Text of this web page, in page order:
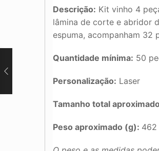
Descrição: Kit vinho 4
lâmina de corte e abridor
espuma, acompanham 32
Quantidade mínima: 50
Personalização: Laser
Tamanho total
Peso aproximado (g): 462